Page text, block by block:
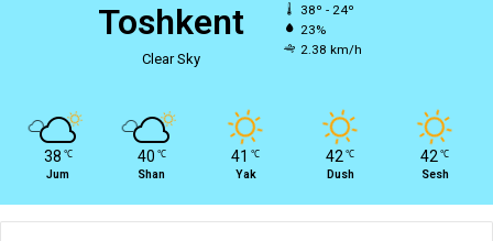
Toshkent
Clear Sky
38º - 24º
23%
2.38 km/h
38 ℃
Jum
40 ℃
Shan
41 ℃
Yak
42 ℃
Dush
42 ℃
Sesh